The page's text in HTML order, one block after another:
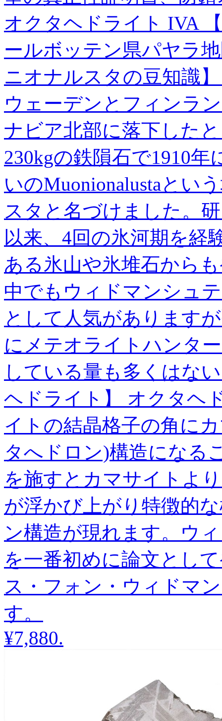
オクタヘドライト IVA
ールボッテン県パヤラ
ニオナルスタの豆知識
ウェーデンとフィンラ
ナビア北部に落下した
230kgの鉄隕石で1910年
いのMuonionalustaとい
スタと名づけました。
以来、4回の氷河期を経
ある氷山や氷堆石から
中でもウィドマンシュ
として人気があります
にメテオライトハンタ
している量も多くはな
ヘドライト】 オクタヘ
イトの結晶格子の角に
タへドロン)構造になる
を施すとカマサイトよ
が浮かび上がり特徴的
ン構造が現れます。ウ
を一番初めに論文とし
ス・フォン・ウィドマ
す。
¥7,880.